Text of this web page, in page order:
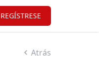
REGÍSTRESE
Atrás